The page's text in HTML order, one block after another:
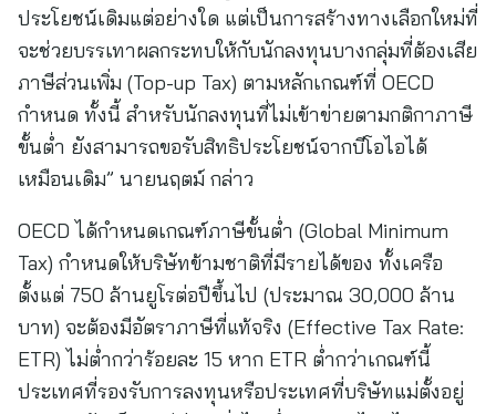
ประโยชน์เดิมแต่อย่างใด แต่เป็นการสร้างทางเลือกใหม่ที่
จะช่วยบรรเทาผลกระทบให้กับนักลงทุนบางกลุ่มที่ต้องเสีย
ภาษีส่วนเพิ่ม (Top-up Tax) ตามหลักเกณฑ์ที่ OECD
กำหนด ทั้งนี้ สำหรับนักลงทุนที่ไม่เข้าข่ายตามกติกาภาษี
ขั้นต่ำ ยังสามารถขอรับสิทธิประโยชน์จากบีโอไอได้
เหมือนเดิม” นายนฤตม์ กล่าว
OECD ได้กำหนดเกณฑ์ภาษีขั้นต่ำ (Global Minimum
Tax) กำหนดให้บริษัทข้ามชาติที่มีรายได้ของ ทั้งเครือ
ตั้งแต่ 750 ล้านยูโรต่อปีขึ้นไป (ประมาณ 30,000 ล้าน
บาท) จะต้องมีอัตราภาษีที่แท้จริง (Effective Tax Rate:
ETR) ไม่ต่ำกว่าร้อยละ 15 หาก ETR ต่ำกว่าเกณฑ์นี้
ประเทศที่รองรับการลงทุนหรือประเทศที่บริษัทแม่ตั้งอยู่